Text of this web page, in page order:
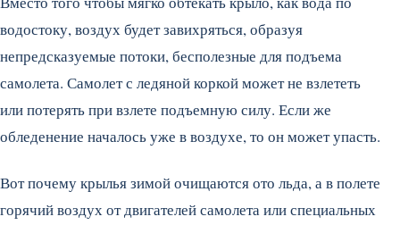
водостоку, воздух будет завихряться, образуя
непредсказуемые потоки, бесполезные для подъема
самолета. Самолет с ледяной коркой может не взлететь
или потерять при взлете подъемную силу. Если же
обледенение началось уже в воздухе, то он может упасть.
Вот почему крылья зимой очищаются ото льда, а в полете
горячий воздух от двигателей самолета или специальных